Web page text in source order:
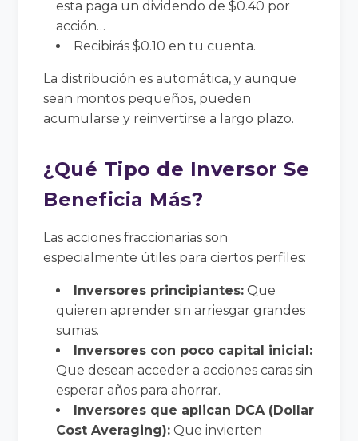
esta paga un dividendo de $0.40 por
acción…
Recibirás $0.10 en tu cuenta.
La distribución es automática, y aunque
sean montos pequeños, pueden
acumularse y reinvertirse a largo plazo.
¿Qué Tipo de Inversor Se
Beneficia Más?
Las acciones fraccionarias son
especialmente útiles para ciertos perfiles:
Inversores principiantes: Que
quieren aprender sin arriesgar grandes
sumas.
Inversores con poco capital inicial:
Que desean acceder a acciones caras sin
esperar años para ahorrar.
Inversores que aplican DCA (Dollar
Cost Averaging): Que invierten